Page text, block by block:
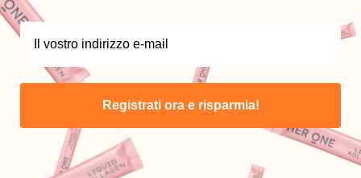
Registrati ora e risparmia!